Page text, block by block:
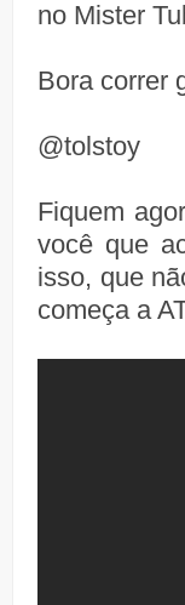
no Mister
Bora correr
@tolstoy
Fiquem
você que
isso, que
começa a